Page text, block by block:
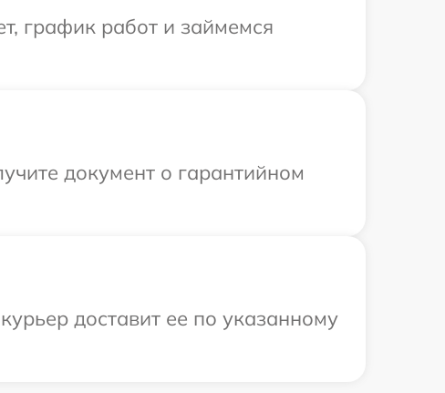
график работ и займемся
документ о гарантийном
доставит ее по указанному